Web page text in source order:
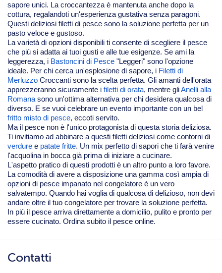
sapore unici. La croccantezza è mantenuta anche dopo la
cottura, regalandoti un'esperienza gustativa senza paragoni.
Questi deliziosi filetti di pesce sono la soluzione perfetta per un
pasto veloce e gustoso.
La varietà di opzioni disponibili ti consente di scegliere il pesce
che più si adatta ai tuoi gusti e alle tue esigenze. Se ami la
leggerezza, i Bastoncini di Pesce "Leggeri" sono l'opzione
ideale. Per chi cerca un'esplosione di sapore, i Filetti di
Merluzzo Croccanti sono la scelta perfetta. Gli amanti dell'orata
apprezzeranno sicuramente i filetti di orata, mentre gliAnelli alla
Romana sono un'ottima alternativa per chi desidera qualcosa di
diverso. E se vuoi celebrare un evento importante con un bel
fritto misto di pesce, eccoti servito.
Ma il pesce non è l'unico protagonista di questa storia deliziosa.
Ti invitiamo ad abbinare a questi filetti deliziosi come contorni di
verdure e patate fritte. Un mix perfetto di sapori che ti farà venire
l'acquolina in bocca già prima di iniziare a cucinare.
L'aspetto pratico di questi prodotti è un altro punto a loro favore.
La comodità di avere a disposizione una gamma così ampia di
opzioni di pesce impanato nel congelatore è un vero
salvatempo. Quando hai voglia di qualcosa di delizioso, non devi
andare oltre il tuo congelatore per trovare la soluzione perfetta.
In più il pesce arriva direttamente a domicilio, pulito e pronto per
essere cucinato. Ordina subito il pesce online.
Contatti